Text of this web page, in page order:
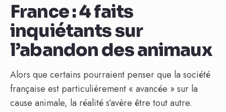
France : 4 faits
inquiétants sur
l’abandon des animaux
Alors que certains pourraient penser que la société
française est particulièrement « avancée » sur la
cause animale, la réalité s’avère être tout autre.